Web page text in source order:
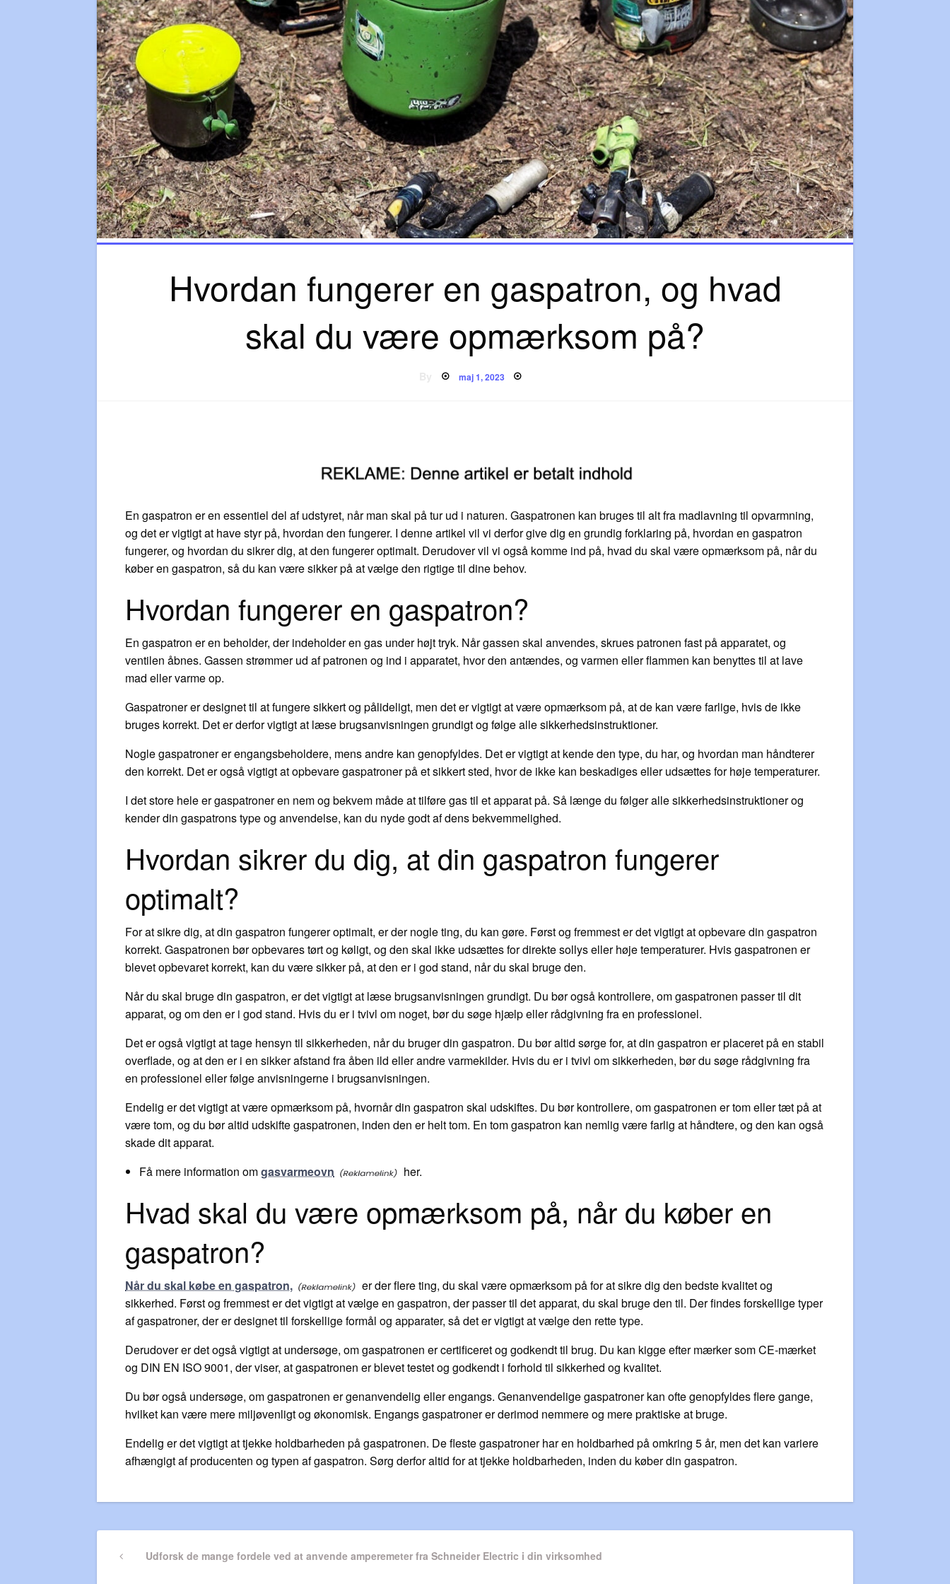
Hvordan fungerer en gaspatron, og hvad
skal du være opmærksom på?
Posted
on
maj 1, 2023
En gaspatron er en essentiel del af udstyret, når man skal på tur ud i naturen. Gaspatronen kan bruges til alt fra madlavning til opvarmning,
og det er vigtigt at have styr på, hvordan den fungerer. I denne artikel vil vi derfor give dig en grundig forklaring på, hvordan en gaspatron
fungerer, og hvordan du sikrer dig, at den fungerer optimalt. Derudover vil vi også komme ind på, hvad du skal være opmærksom på, når du
køber en gaspatron, så du kan være sikker på at vælge den rigtige til dine behov.
Hvordan fungerer en gaspatron?
En gaspatron er en beholder, der indeholder en gas under højt tryk. Når gassen skal anvendes, skrues patronen fast på apparatet, og
ventilen åbnes. Gassen strømmer ud af patronen og ind i apparatet, hvor den antændes, og varmen eller flammen kan benyttes til at lave
mad eller varme op.
Gaspatroner er designet til at fungere sikkert og pålideligt, men det er vigtigt at være opmærksom på, at de kan være farlige, hvis de ikke
bruges korrekt. Det er derfor vigtigt at læse brugsanvisningen grundigt og følge alle sikkerhedsinstruktioner.
Nogle gaspatroner er engangsbeholdere, mens andre kan genopfyldes. Det er vigtigt at kende den type, du har, og hvordan man håndterer
den korrekt. Det er også vigtigt at opbevare gaspatroner på et sikkert sted, hvor de ikke kan beskadiges eller udsættes for høje temperaturer.
I det store hele er gaspatroner en nem og bekvem måde at tilføre gas til et apparat på. Så længe du følger alle sikkerhedsinstruktioner og
kender din gaspatrons type og anvendelse, kan du nyde godt af dens bekvemmelighed.
Hvordan sikrer du dig, at din gaspatron fungerer
optimalt?
For at sikre dig, at din gaspatron fungerer optimalt, er der nogle ting, du kan gøre. Først og fremmest er det vigtigt at opbevare din gaspatron
korrekt. Gaspatronen bør opbevares tørt og køligt, og den skal ikke udsættes for direkte sollys eller høje temperaturer. Hvis gaspatronen er
blevet opbevaret korrekt, kan du være sikker på, at den er i god stand, når du skal bruge den.
Når du skal bruge din gaspatron, er det vigtigt at læse brugsanvisningen grundigt. Du bør også kontrollere, om gaspatronen passer til dit
apparat, og om den er i god stand. Hvis du er i tvivl om noget, bør du søge hjælp eller rådgivning fra en professionel.
Det er også vigtigt at tage hensyn til sikkerheden, når du bruger din gaspatron. Du bør altid sørge for, at din gaspatron er placeret på en stabil
overflade, og at den er i en sikker afstand fra åben ild eller andre varmekilder. Hvis du er i tvivl om sikkerheden, bør du søge rådgivning fra
en professionel eller følge anvisningerne i brugsanvisningen.
Endelig er det vigtigt at være opmærksom på, hvornår din gaspatron skal udskiftes. Du bør kontrollere, om gaspatronen er tom eller tæt på at
være tom, og du bør altid udskifte gaspatronen, inden den er helt tom. En tom gaspatron kan nemlig være farlig at håndtere, og den kan også
skade dit apparat.
Få mere information omgasvarmeovn her.
Hvad skal du være opmærksom på, når du køber en
gaspatron?
Når du skal købe en gaspatron,
er der flere ting, du skal være opmærksom på for at sikre dig den bedste kvalitet og
sikkerhed. Først og fremmest er det vigtigt at vælge en gaspatron, der passer til det apparat, du skal bruge den til. Der findes forskellige typer
af gaspatroner, der er designet til forskellige formål og apparater, så det er vigtigt at vælge den rette type.
Derudover er det også vigtigt at undersøge, om gaspatronen er certificeret og godkendt til brug. Du kan kigge efter mærker som CE-mærket
og DIN EN ISO 9001, der viser, at gaspatronen er blevet testet og godkendt i forhold til sikkerhed og kvalitet.
Du bør også undersøge, om gaspatronen er genanvendelig eller engangs. Genanvendelige gaspatroner kan ofte genopfyldes flere gange,
hvilket kan være mere miljøvenligt og økonomisk. Engangs gaspatroner er derimod nemmere og mere praktiske at bruge.
Endelig er det vigtigt at tjekke holdbarheden på gaspatronen. De fleste gaspatroner har en holdbarhed på omkring 5 år, men det kan variere
afhængigt af producenten og typen af gaspatron. Sørg derfor altid for at tjekke holdbarheden, inden du køber din gaspatron.
Indlægsnavigation
PreviousUdforsk de mange fordele ved at anvende amperemeter fra Schneider Electric i din virksomhed